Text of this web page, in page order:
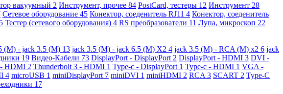
вакуумный 2 Инструмент, прочее 84 PostCard, тестеры 12 Инструмент 28
Сетевое оборудование 45 Конектор, соеденитель RJ11 4 Конектор, соеденитель
5 Тестер (сетевого оборудования) 4 RS преобразователи 11 Лупа, микроскоп 22
(M) - jack 3.5 (M) 13 jack 3.5 (M) - jack 6.5 (M) X2 4 jack 3.5 (M) - RCA (M) x2 6 jack
19 Видео-Кабели 73 DisplayPort - DisplayPort 2 DisplayPort - HDMI 3 DVI -
HDMI 2 Thunderbolt 3 - HDMI 1 Type-c - DisplayPort 1 Type-c - HDMI 1 VGA -
4 microUSB 1 miniDisplayPort 7 miniDVI 1 miniHDMI 2 RCA 3 SCART 2 Type-C
17